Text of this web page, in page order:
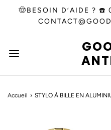
🤠BESOIN D’AIDE ?
Accueil › STYLO À BILLE EN